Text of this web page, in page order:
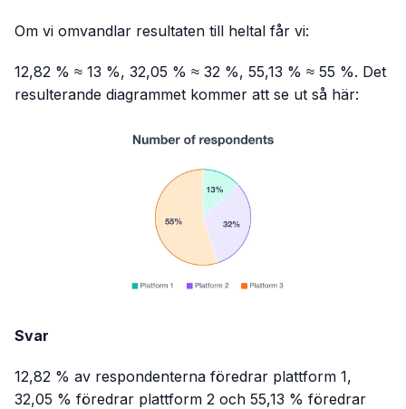
Om vi omvandlar resultaten till heltal får vi:
12,82 % ≈ 13 %, 32,05 % ≈ 32 %, 55,13 % ≈ 55 %. Det
resulterande diagrammet kommer att se ut så här:
Svar
12,82 % av respondenterna föredrar plattform 1,
32,05 % föredrar plattform 2 och 55,13 % föredrar